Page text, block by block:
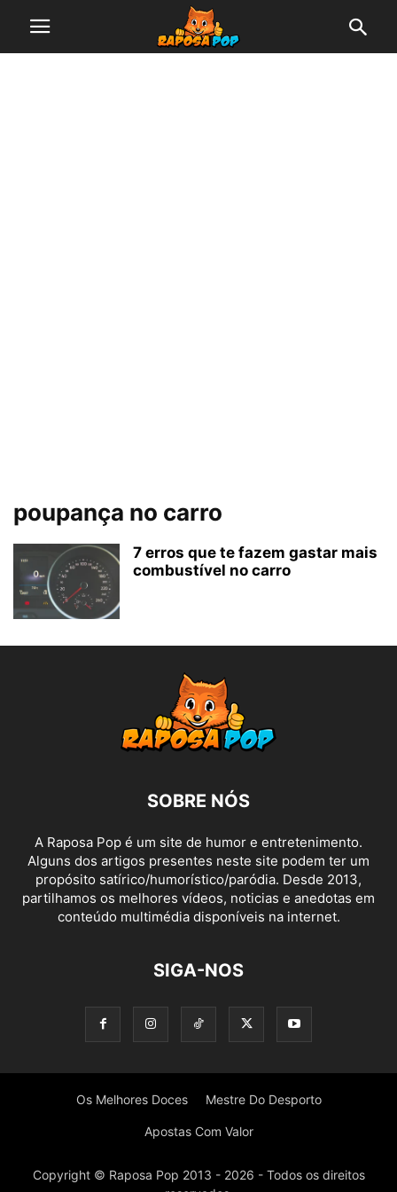
poupança no carro
7 erros que te fazem gastar mais
combustível no carro
SOBRE NÓS
A Raposa Pop é um site de humor e entretenimento.
Alguns dos artigos presentes neste site podem ter um
propósito satírico/humorístico/paródia. Desde 2013,
partilhamos os melhores vídeos, noticias e anedotas em
conteúdo multimédia disponíveis na internet.
SIGA-NOS
Os Melhores Doces Mestre Do Desporto
Apostas Com Valor
Copyright © Raposa Pop 2013 - 2026 - Todos os direitos